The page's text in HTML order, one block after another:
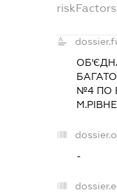
№4 ПО
-